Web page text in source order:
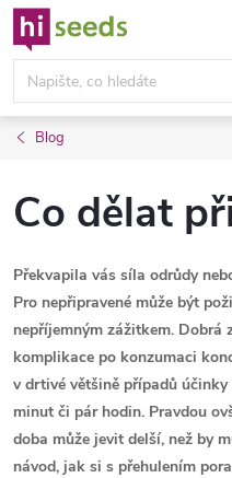
Přejít
na
obsah
Blog
Co dělat
Překvapila vás síla odrůdy
Pro nepřipravené může být
nepříjemným zážitkem. Dobrá
komplikace po konzumaci
v drtivé většině případů
minut či pár hodin. Pravdou
doba může jevit delší, než by
návod, jak si s přehulením